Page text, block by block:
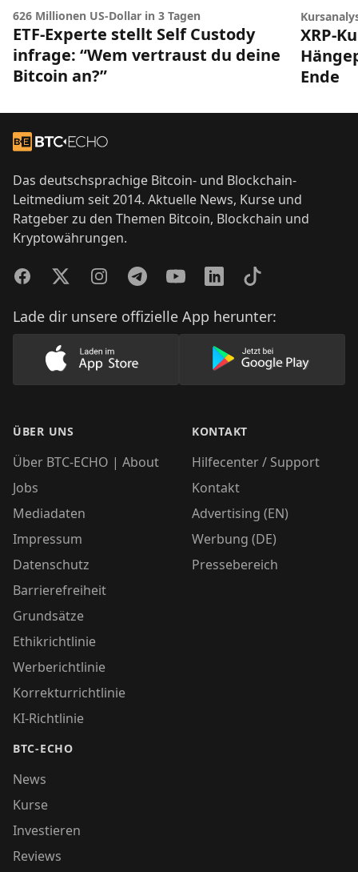
626 Millionen US-Dollar in 3 Tagen
ETF-Experte stellt Self Custody
infrage: “Wem vertraust du deine
Bitcoin an?”
XRP-
Ende
Zur Startseite
Das deutschsprachige Bitcoin- und Blockchain-
Leitmedium seit 2014. Aktuelle News, Kurse und
Ratgeber zu den Themen Bitcoin, Blockchain und
Kryptowährungen.
FacebookTwitterInstagramTelegramYouTubeLinkedInTikTok
Lade dir unsere offizielle App herunter:
Lade unsere App im AppStore herunter
Lade unsere
ÜBER UNS
Über BTC-ECHO | About
Jobs
Mediadaten
Impressum
Datenschutz
Barrierefreiheit
Grundsätze
Ethikrichtlinie
Werberichtlinie
Korrekturrichtlinie
KI-Richtlinie
BTC-ECHO
News
Kurse
Investieren
Reviews
KONTAKT
Hilfecenter / Support
Kontakt
Advertising (EN)
Werbung (DE)
Pressebereich